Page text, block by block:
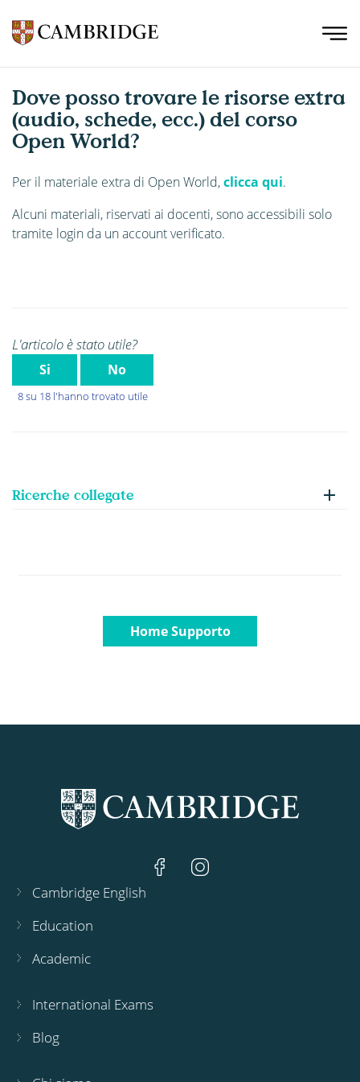
Dove posso trovare le risorse extra
(audio, schede, ecc.) del corso
Open World?
Per il materiale extra di Open World,clicca qui.
Alcuni materiali, riservati ai docenti, sono accessibili solo
tramite login da un account verificato.
L'articolo è stato utile?
Si No
8 su 18 l'hanno trovato utile
Ricerche collegate
Home Supporto
Cambridge English
Education
Academic
International Exams
Blog